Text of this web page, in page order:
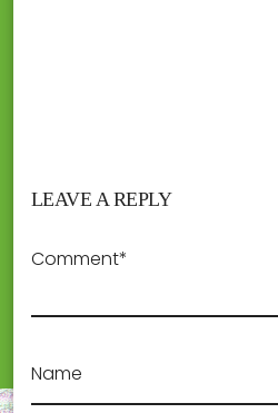
LEAVE A REPLY
Comment*
Name